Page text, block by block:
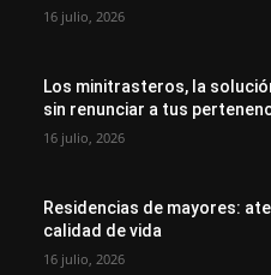
16 julio, 2026
Los minitrasteros, la
sin renunciar a tus
16 julio, 2026
Residencias de mayores:
calidad de vida
16 julio, 2026